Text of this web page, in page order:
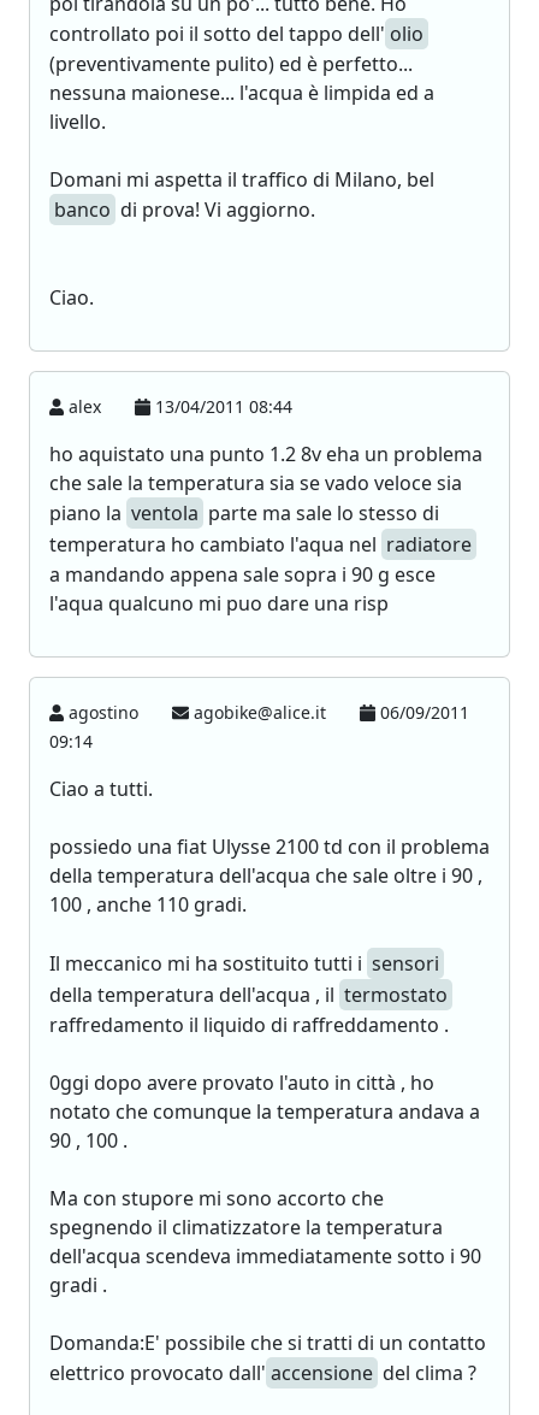
controllato poi il sotto del tappo dell' olio
(preventivamente pulito) ed è perfetto...
nessuna maionese... l'acqua è limpida ed a
livello.
Domani mi aspetta il traffico di Milano, bel
banco di prova! Vi aggiorno.
Ciao.
alex 13/04/2011 08:44
ho aquistato una punto 1.2 8v eha un problema
che sale la temperatura sia se vado veloce sia
piano la ventola parte ma sale lo stesso di
temperatura ho cambiato l'aqua nel radiatore
a mandando appena sale sopra i 90 g esce
l'aqua qualcuno mi puo dare una risp
agostino agobike@alice.it
06/09/2011
09:14
Ciao a tutti.
possiedo una fiat Ulysse 2100 td con il problema
della temperatura dell'acqua che sale oltre i 90 ,
100 , anche 110 gradi.
Il meccanico mi ha sostituito tutti i sensori
della temperatura dell'acqua , il termostato
raffredamento il liquido di raffreddamento .
0ggi dopo avere provato l'auto in città , ho
notato che comunque la temperatura andava a
90 , 100 .
Ma con stupore mi sono accorto che
spegnendo il climatizzatore la temperatura
dell'acqua scendeva immediatamente sotto i 90
gradi .
Domanda:E' possibile che si tratti di un contatto
elettrico provocato dall' accensione del clima ?